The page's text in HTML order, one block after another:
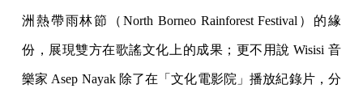
洲熱帶雨林節（North Borneo Rainforest Festival）的緣
份，展現雙方在歌謠文化上的成果；更不用說 Wisisi 音
樂家 Asep Nayak 除了在「文化電影院」播放紀錄片，分